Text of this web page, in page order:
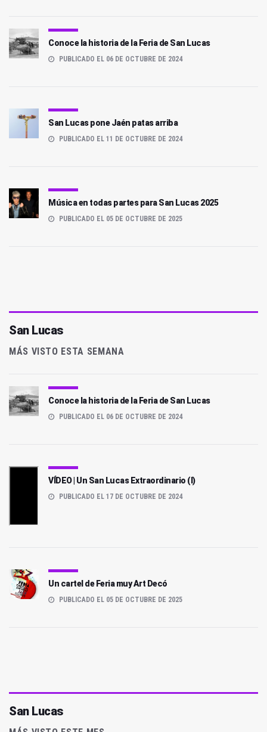
Conoce la historia de la Feria de San Lucas
PUBLICADO EL 06 DE OCTUBRE DE 2024
San Lucas pone Jaén patas arriba
PUBLICADO EL 11 DE OCTUBRE DE 2024
Música en todas partes para San Lucas 2025
PUBLICADO EL 05 DE OCTUBRE DE 2025
San Lucas
MÁS VISTO ESTA SEMANA
Conoce la historia de la Feria de San Lucas
PUBLICADO EL 06 DE OCTUBRE DE 2024
VÍDEO | Un San Lucas Extraordinario (I)
PUBLICADO EL 17 DE OCTUBRE DE 2024
Un cartel de Feria muy Art Decó
PUBLICADO EL 05 DE OCTUBRE DE 2025
San Lucas